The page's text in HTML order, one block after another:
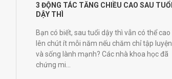
3 ĐỘNG TÁC TĂNG CHIỀU CAO SAU TUỔI
DẬY THÌ
Bạn có biết, sau tuổi dậy thì vẫn có thể cao
lên chút ít mỗi năm nếu chăm chỉ tập luyện
và sống lành mạnh? Các nhà khoa học đã
chứng mi...